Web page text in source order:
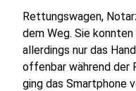
Rettungswagen,
dem Weg. Sie
allerdings nur das
offenbar während der
ging das Smartphone